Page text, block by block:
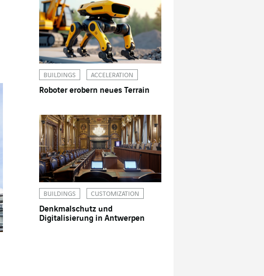
BUILDINGS ACCELERATION
Roboter erobern neues Terrain
BUILDINGS CUSTOMIZATION
Denkmalschutz und
Digitalisierung in Antwerpen